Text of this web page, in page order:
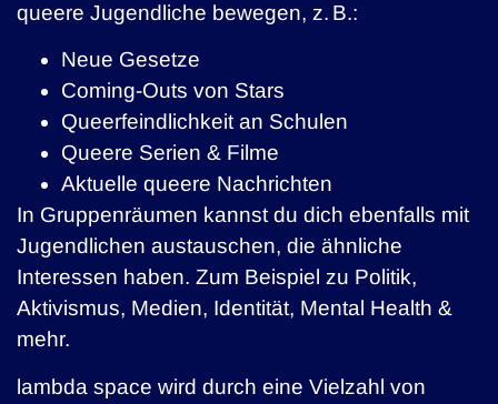
queere Jugendliche bewegen, z. B.:
Neue Gesetze
Coming-Outs von Stars
Queerfeindlichkeit an Schulen
Queere Serien & Filme
Aktuelle queere Nachrichten
In Gruppenräumen kannst du dich ebenfalls mit
Jugendlichen austauschen, die ähnliche
Interessen haben. Zum Beispiel zu Politik,
Aktivismus, Medien, Identität, Mental Health &
mehr.
lambda space wird durch eine Vielzahl von